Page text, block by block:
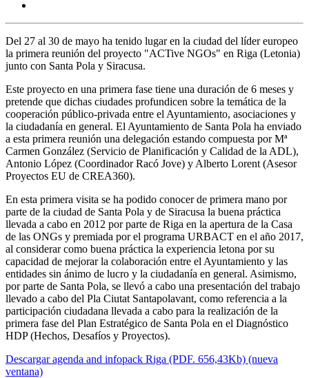
Del 27 al 30 de mayo ha tenido lugar en la ciudad del líder europeo
la primera reunión del proyecto "ACTive NGOs" en Riga (Letonia)
junto con Santa Pola y Siracusa.
Este proyecto en una primera fase tiene una duración de 6 meses y
pretende que dichas ciudades profundicen sobre la temática de la
cooperación público-privada entre el Ayuntamiento, asociaciones y
la ciudadanía en general. El Ayuntamiento de Santa Pola ha enviado
a esta primera reunión una delegación estando compuesta por Mª
Carmen González (Servicio de Planificación y Calidad de la ADL),
Antonio López (Coordinador Racó Jove) y Alberto Lorent (Asesor
Proyectos EU de CREA360).
En esta primera visita se ha podido conocer de primera mano por
parte de la ciudad de Santa Pola y de Siracusa la buena práctica
llevada a cabo en 2012 por parte de Riga en la apertura de la Casa
de las ONGs y premiada por el programa URBACT en el año 2017,
al considerar como buena práctica la experiencia letona por su
capacidad de mejorar la colaboración entre el Ayuntamiento y las
entidades sin ánimo de lucro y la ciudadanía en general. Asimismo,
por parte de Santa Pola, se llevó a cabo una presentación del trabajo
llevado a cabo del Pla Ciutat Santapolavant, como referencia a la
participación ciudadana llevada a cabo para la realización de la
primera fase del Plan Estratégico de Santa Pola en el Diagnóstico
HDP (Hechos, Desafíos y Proyectos).
Descargar agenda and infopack Riga (PDF. 656,43Kb) (nueva
ventana)